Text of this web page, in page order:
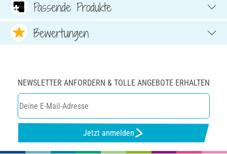
Passende Produkte
Bewertungen
NEWSLETTER ANFORDERN & TOLLE ANGEBOTE ERHALTEN
Jetzt anmelden